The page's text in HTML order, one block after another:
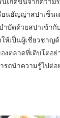
ยนธัญญ่าสปาเซ็น
บัดด้วยสปาเข้ากั
ห้เป็นผู้เชี่ยวชาญ
งตลาดที่เติบโตอ
รถนำความรู้ไปต่